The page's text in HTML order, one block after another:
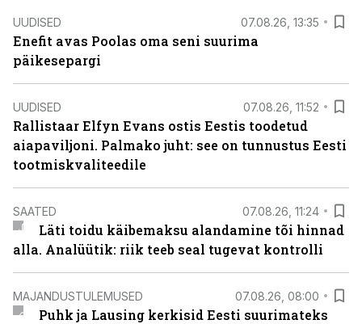
UUDISED 07.08.26, 13:35
Enefit avas Poolas oma seni suurima
päikesepargi
UUDISED 07.08.26, 11:52
Rallistaar Elfyn Evans ostis Eestis toodetud
aiapaviljoni. Palmako juht: see on tunnustus Eesti
tootmiskvaliteedile
SAATED 07.08.26, 11:24
Läti toidu käibemaksu alandamine tõi hinnad
alla. Analüütik: riik teeb seal tugevat kontrolli
MAJANDUSTULEMUSED 07.08.26, 08:00
Puhk ja Lausing kerkisid Eesti suurimateks